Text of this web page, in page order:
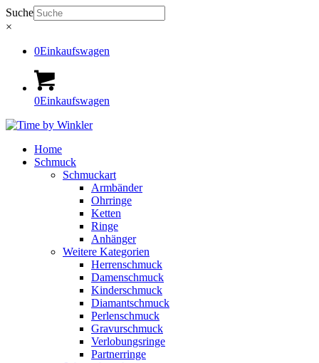
Suche
×
0Einkaufswagen
0Einkaufswagen
Home
Schmuck
Schmuckart
Armbänder
Ohrringe
Ketten
Ringe
Anhänger
Weitere Kategorien
Herrenschmuck
Damenschmuck
Kinderschmuck
Diamantschmuck
Perlenschmuck
Gravurschmuck
Verlobungsringe
Partnerringe